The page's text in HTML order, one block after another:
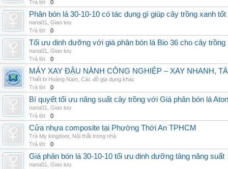
Trả lời:
0
Phân bón lá 30-10-10 có tác dụng gì giúp cây trồng xanh tốt
nana01
Giao lưu
Trả lời:
0
Tối ưu dinh dưỡng với giá phân bón lá Bio 36 cho cây trồng
nana01
Giao lưu
Trả lời:
0
MÁY XAY ĐẬU NÀNH CÔNG NGHIỆP – XAY NHANH,
Thiết bị Hoàng Nam Các đồ gia dụng khác
Trả lời:
0
Bí quyết tối ưu năng suất cây trồng với Giá phân bón lá
nana01
Giao lưu
Trả lời:
0
Cửa nhựa composite tại Phường Thới An TPHCM
Trà My kingdoor, Nội thất trong nhà
Trả lời:
0
Giá phân bón lá 30-10-10 tối ưu dinh dưỡng tăng năng suất
nana01
Giao lưu